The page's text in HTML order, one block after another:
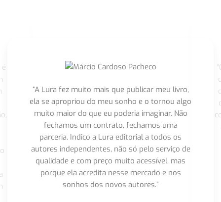
“A Lura fez muito mais que publicar meu livro,
ela se apropriou do meu sonho e o tornou algo
muito maior do que eu poderia imaginar. Não
fechamos um contrato, fechamos uma
parceria. Indico a Lura editorial a todos os
autores independentes, não só pelo serviço de
qualidade e com preço muito acessível, mas
porque ela acredita nesse mercado e nos
sonhos dos novos autores.”